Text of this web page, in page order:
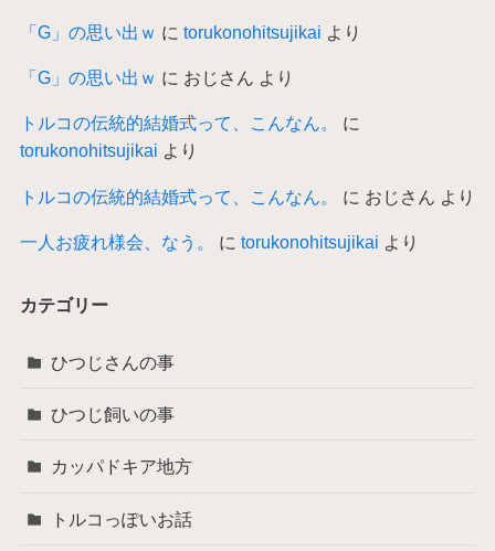
「G」の思い出ｗ に torukonohitsujikai より
「G」の思い出ｗ に おじさん より
トルコの伝統的結婚式って、こんなん。
に
torukonohitsujikai より
トルコの伝統的結婚式って、こんなん。 に おじさん より
一人お疲れ様会、なう。 に torukonohitsujikai より
カテゴリー
ひつじさんの事
ひつじ飼いの事
カッパドキア地方
トルコっぽいお話